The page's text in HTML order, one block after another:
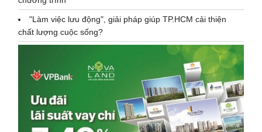
"Làm việc lưu động", giải pháp giúp TP.HCM cải thiện
chất lượng cuộc sống?